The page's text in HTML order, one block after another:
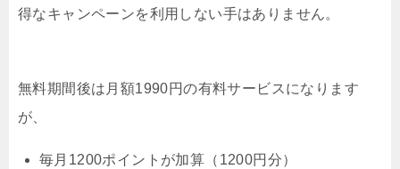
得なキャンペーンを利用しない手はありません。
無料期間後は月額1990円の有料サービスになります
が、
毎月1200ポイントが加算（1200円分）